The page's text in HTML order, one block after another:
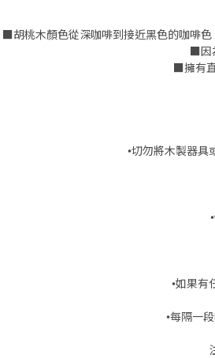
■胡桃木顏色從深咖啡到接近黑色的咖啡
■
■擁有
•切勿將木製器具
•如果有
•每隔一